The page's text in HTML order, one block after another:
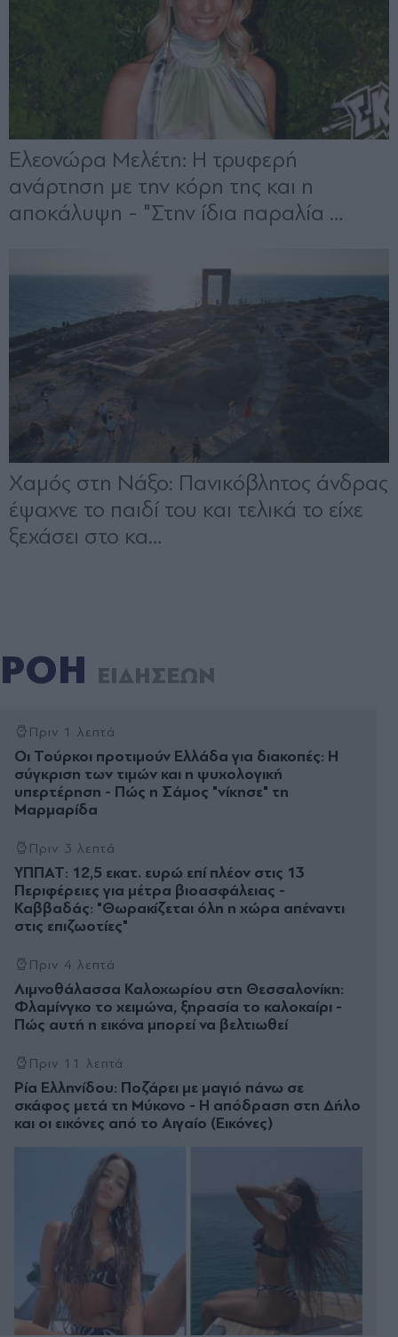
ΡΟΗ ΕΙΔΗΣΕΩΝ
Πριν 1 λεπτά
Οι Τούρκοι προτιμούν Ελλάδα για διακοπές: Η
σύγκριση των τιμών και η ψυχολογική
υπερτέρηση - Πώς η Σάμος "νίκησε" τη
Μαρμαρίδα
Πριν 3 λεπτά
ΥΠΠΑΤ: 12,5 εκατ. ευρώ επί πλέον στις 13
Περιφέρειες για μέτρα βιοασφάλειας -
Καββαδάς: "Θωρακίζεται όλη η χώρα απέναντι
στις επιζωοτίες"
Πριν 4 λεπτά
Λιμνοθάλασσα Καλοχωρίου στη Θεσσαλονίκη:
Φλαμίνγκο το χειμώνα, ξηρασία το καλοκαίρι -
Πώς αυτή η εικόνα μπορεί να βελτιωθεί
Πριν 11 λεπτά
Ρία Ελληνίδου: Ποζάρει με μαγιό πάνω σε
σκάφος μετά τη Μύκονο - Η απόδραση στη Δήλο
και οι εικόνες από το Αιγαίο (Εικόνες)